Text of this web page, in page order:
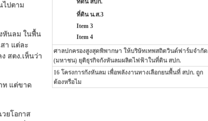
ไปตาม
หันลม ในพื้น
า แต่ละ
สตง.เห็นว่า
ท แต่ขาด
ยโอกาส
ที่ดิน น.ส.3
Item 3
Item 4
ศาลปกครองสูงสุดพิพากษา ให้บริษัทเทพสถิตวินด์ฟาร์มจำกัด
(มหาชน) ยุติธุรกิจกังหันลมผลิตไฟฟ้าในที่ดิน สปก.
16 โครงการกังหันลม เพื่อพลังงานทางเลือกยนพื้นที่ สปก. ถูก
ต้องหรือไม